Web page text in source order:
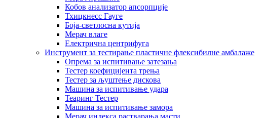
Кобов анализатор апсорпције
Тхицкнесс Гауге
Боја-светлосна кутија
Мерач влаге
Електрична центрифуга
Инструмент за тестирање пластичне флексибилне амбалаже
Опрема за испитивање затезања
Тестер коефицијента трења
Тестер за љуштење дискова
Машина за испитивање удара
Теаринг Тестер
Машина за испитивање замора
Мерач индекса растварања масти